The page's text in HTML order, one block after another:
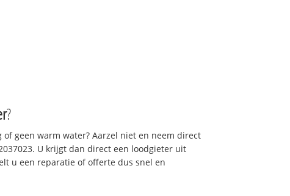
?
of geen warm water? Aarzel niet en neem direct
U krijgt dan direct een loodgieter uit
u een reparatie of offerte dus snel en